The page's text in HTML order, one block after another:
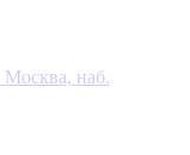
Москва, наб.